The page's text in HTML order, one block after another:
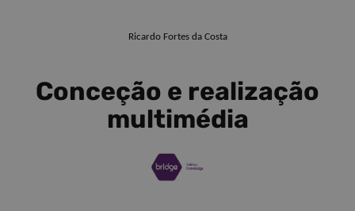
Ricardo Fortes da Costa
Conceção e realização
multimédia